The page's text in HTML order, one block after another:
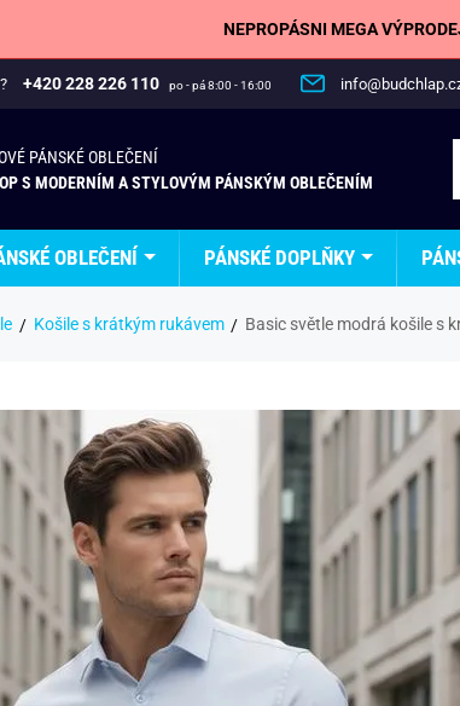
NEPROPÁSNI MEGA
+420 228 226 110 po - pá 8:00 - 16:00
PÁNSKÉ OBLEČENÍ
S MODERNÍM A STYLOVÝM PÁNSKÝM OBLEČENÍM
OBLEČENÍ PÁNSKÉ DOPLŇKY
Košile s krátkým rukávem Basic světle modrá košile s